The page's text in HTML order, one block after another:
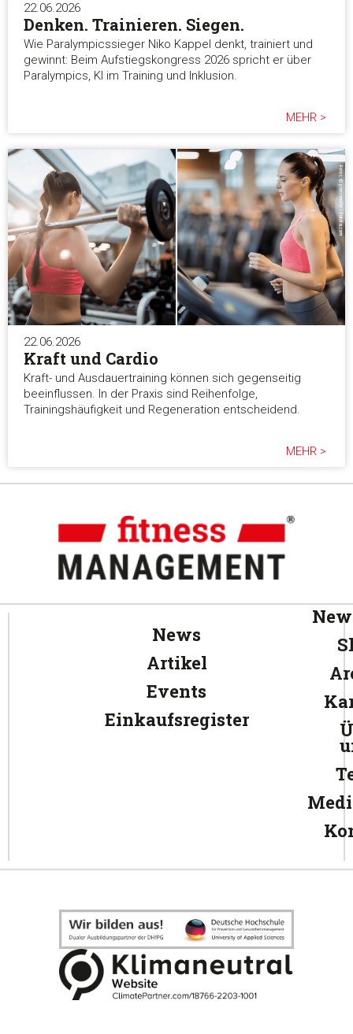
22.06.2026
Denken. Trainieren. Siegen.
Wie Paralympicssieger Niko Kappel denkt, trainiert und
gewinnt: Beim Aufstiegskongress 2026 spricht er über
Paralympics, KI im Training und Inklusion.
MEHR >
22.06.2026
Kraft und Cardio
Kraft- und Ausdauertraining können sich gegenseitig
beeinflussen. In der Praxis sind Reihenfolge,
Trainingshäufigkeit und Regeneration entscheidend.
MEHR >
News
Artikel
Events
Einkaufsregister